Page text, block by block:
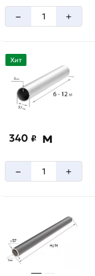
– +
Хит
340 ₽ м
– +